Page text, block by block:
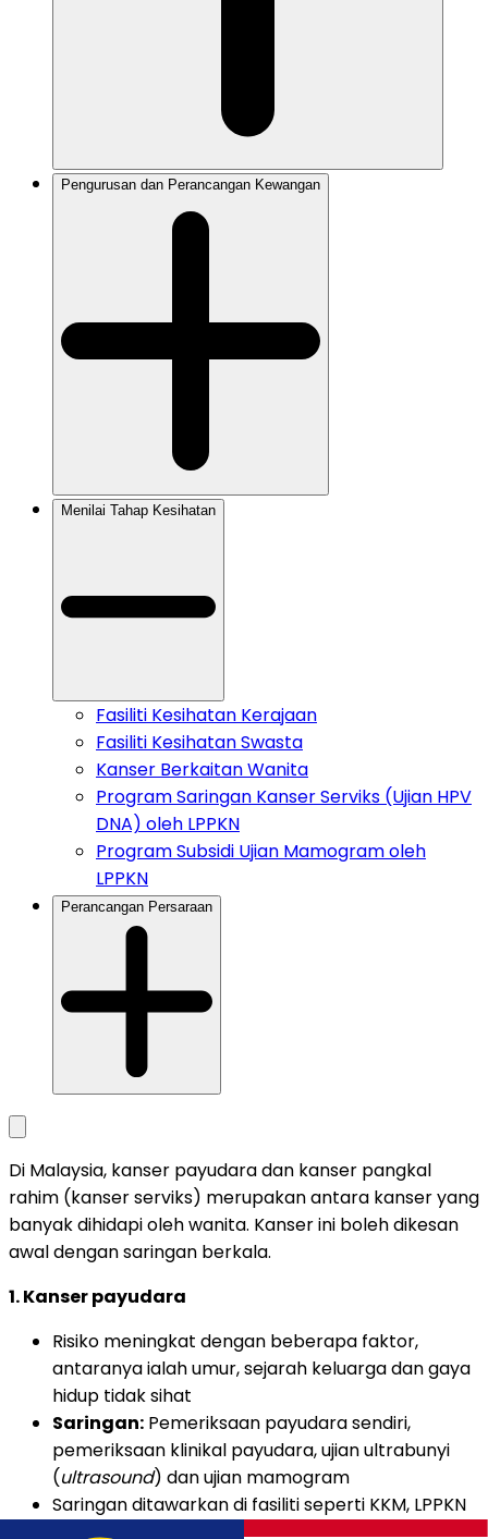
Pengurusan dan Perancangan Kewangan
Menilai Tahap Kesihatan
Fasiliti Kesihatan Kerajaan
Fasiliti Kesihatan Swasta
Kanser Berkaitan Wanita
Program Saringan Kanser Serviks (Ujian HPV
DNA) oleh LPPKN
Program Subsidi Ujian Mamogram oleh
LPPKN
Perancangan Persaraan
Di Malaysia, kanser payudara dan kanser pangkal
rahim (kanser serviks) merupakan antara kanser yang
banyak dihidapi oleh wanita. Kanser ini boleh dikesan
awal dengan saringan berkala.
1. Kanser payudara
Risiko meningkat dengan beberapa faktor,
antaranya ialah umur, sejarah keluarga dan gaya
hidup tidak sihat
Saringan: Pemeriksaan payudara sendiri,
pemeriksaan klinikal payudara, ujian ultrabunyi
(ultrasound) dan ujian mamogram
Saringan ditawarkan di fasiliti seperti KKM, LPPKN
dan klinik-klinik swasta.